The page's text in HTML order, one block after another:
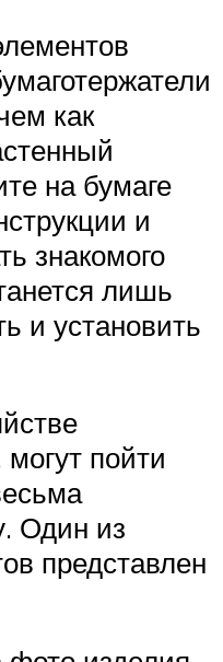
как
на бумаге
и
знакомого
лишь
и установить
пойти
Один из
представлен